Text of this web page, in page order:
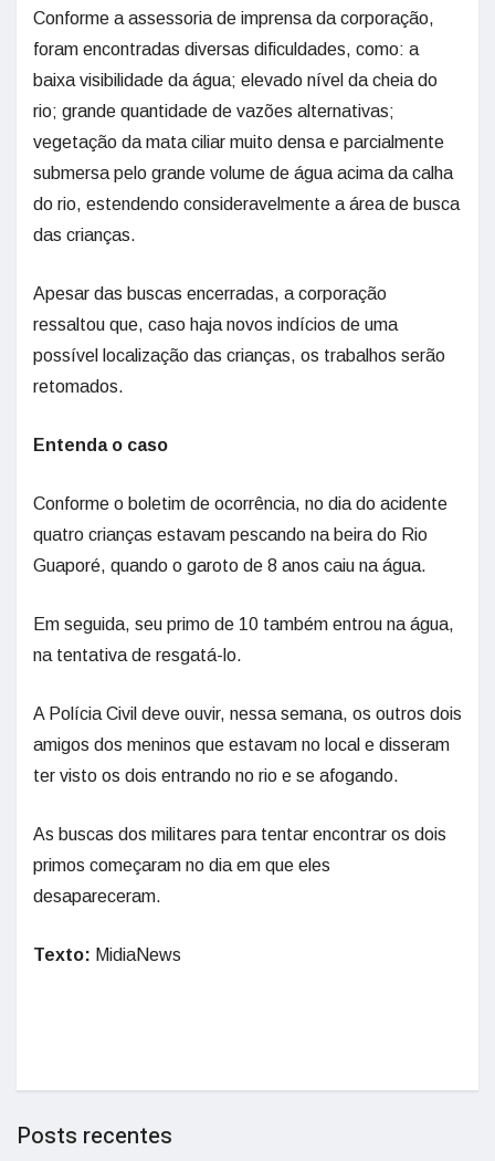
Conforme a assessoria de imprensa da corporação,
foram encontradas diversas dificuldades, como: a
baixa visibilidade da água; elevado nível da cheia do
rio; grande quantidade de vazões alternativas;
vegetação da mata ciliar muito densa e parcialmente
submersa pelo grande volume de água acima da calha
do rio, estendendo consideravelmente a área de busca
das crianças.
Apesar das buscas encerradas, a corporação
ressaltou que, caso haja novos indícios de uma
possível localização das crianças, os trabalhos serão
retomados.
Entenda o caso
Conforme o boletim de ocorrência, no dia do acidente
quatro crianças estavam pescando na beira do Rio
Guaporé, quando o garoto de 8 anos caiu na água.
Em seguida, seu primo de 10 também entrou na água,
na tentativa de resgatá-lo.
A Polícia Civil deve ouvir, nessa semana, os outros dois
amigos dos meninos que estavam no local e disseram
ter visto os dois entrando no rio e se afogando.
As buscas dos militares para tentar encontrar os dois
primos começaram no dia em que eles
desapareceram.
Texto: MidiaNews
Posts recentes